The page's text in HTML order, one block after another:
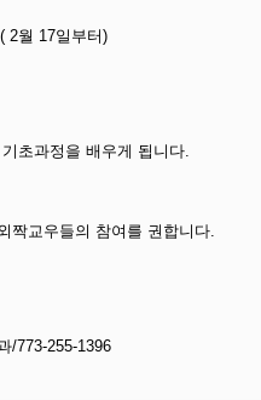
2월 17일부터)
초과정을 배우게 됩니다.
짝교우들의 참여를 권합니다.
/773-255-1396